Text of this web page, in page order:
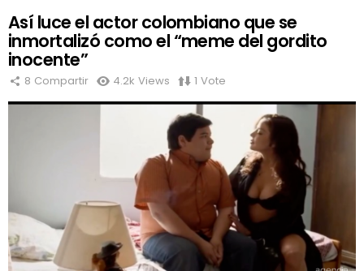
Así luce el actor colombiano que se
inmortalizó como el “meme del gordito
inocente”
8 Compartir 4.2k Views 1 Vote